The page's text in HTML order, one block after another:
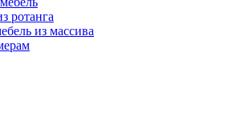
ротанга
из массива